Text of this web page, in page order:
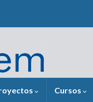
Cursos